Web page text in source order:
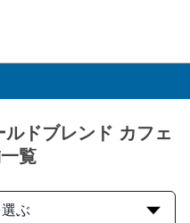
ドブレンド カフェ
覧
ぶ